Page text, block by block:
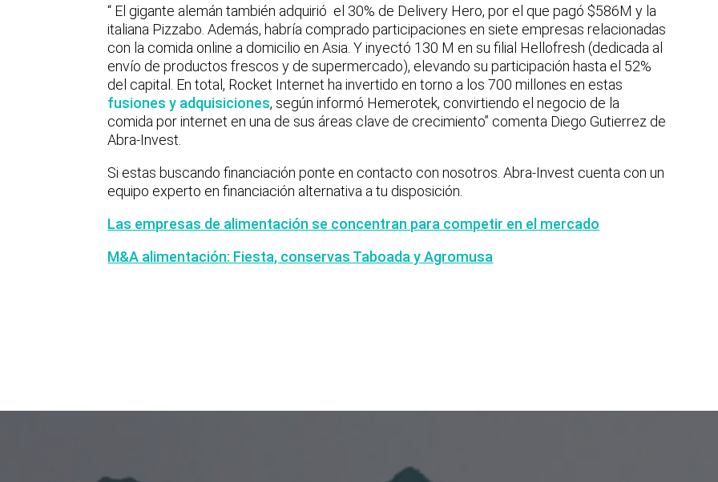
“ El gigante alemán también adquirió el 30% de Delivery Hero, por el que pagó $586M y la
italiana Pizzabo. Además, habría comprado participaciones en siete empresas relacionadas
con la comida online a domicilio en Asia. Y inyectó 130 M en su filial Hellofresh (dedicada al
envío de productos frescos y de supermercado), elevando su participación hasta el 52%
del capital. En total, Rocket Internet ha invertido en torno a los 700 millones en estas
fusiones y adquisiciones, según informó Hemerotek, convirtiendo el negocio de la
comida por internet en una de sus áreas clave de crecimiento” comenta Diego Gutierrez de
Abra-Invest.
Si estas buscando financiación ponte en contacto con nosotros. Abra-Invest cuenta con un
equipo experto en financiación alternativa a tu disposición.
Las empresas de alimentación se concentran para competir en el mercado
M&A alimentación: Fiesta, conservas Taboada y Agromusa